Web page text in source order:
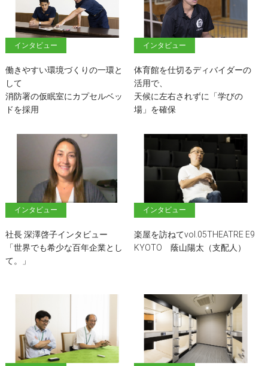
インタビュー
働きやすい環境づくりの一環と
して
消防署の仮眠室にカプセルベッ
ドを採用
インタビュー
体育館を仕切るディバイダーの
活用で、
天候に左右されずに「学びの
場」を確保
インタビュー
社長 深澤啓子インタビュー
「世界でも希少な百年企業とし
て。」
インタビュー
楽屋を訪ねてvol.05THEATRE E9
KYOTO 蔭山陽太（支配人）